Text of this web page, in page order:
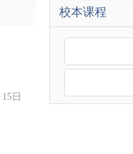
日
校本课程